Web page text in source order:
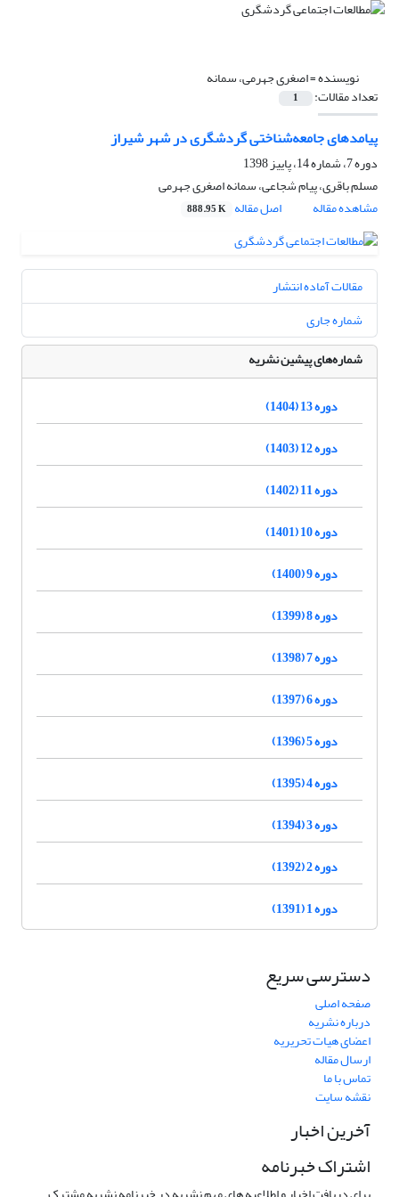
نویسنده =اصغری جهرمی، سمانه
تعداد مقالات: 1
پیامدهای جامعه‌شناختی گردشگری در شهر شیراز
دوره 7، شماره 14، پاییز 1398
مسلم باقری، پیام شجاعی، سمانه اصغری جهرمی
مشاهده مقاله
اصل مقاله 888.95 K
مقالات آماده انتشار
شماره جاری
شماره‌های پیشین نشریه
دوره 13 (1404)
دوره 12 (1403)
دوره 11 (1402)
دوره 10 (1401)
دوره 9 (1400)
دوره 8 (1399)
دوره 7 (1398)
دوره 6 (1397)
دوره 5 (1396)
دوره 4 (1395)
دوره 3 (1394)
دوره 2 (1392)
دوره 1 (1391)
دسترسی سریع
صفحه اصلی
درباره نشریه
اعضای هیات تحریریه
ارسال مقاله
تماس با ما
نقشه سایت
آخرین اخبار
اشتراک خبرنامه